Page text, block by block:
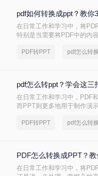
pdf如何转换成ppt？教你
在日常工作和学习中，将
特别是当需要将PDF中的内
PDF转PPT
pdf怎么转ppt？学会这三
在日常工作和学习中，PDF
而PPT则更多地用于制作演
的方法：使用专业的PDF转
PDF转PPT
PDF怎么转换成PPT？教
在日常工作和学习中，将